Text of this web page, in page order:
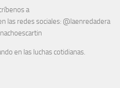
a
las redes sociales: @laenredadera
en las luchas cotidianas.